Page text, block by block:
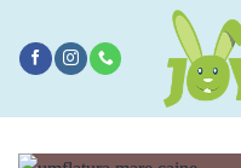
conținut